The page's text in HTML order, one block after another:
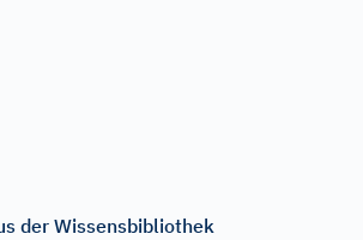
der Wissensbibliothek